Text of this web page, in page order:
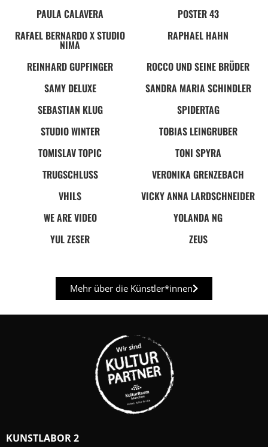
PAULA CALAVERA
POSTER 43
RAFAEL BERNARDO X STUDIO
NIMA
RAPHAEL HAHN
REINHARD GUPFINGER
ROCCO UND SEINE BRÜDER
SAMY DELUXE
SANDRA MARIA SCHINDLER
SEBASTIAN KLUG
SPIDERTAG
STUDIO WINTER
TOBIAS LEINGRUBER
TOMISLAV TOPIC
TONI SPYRA
TRUGSCHLUSS
VERONIKA GRENZEBACH
VHILS
VICKY ANNA LARDSCHNEIDER
WE ARE VIDEO
YOLANDA NG
YUL ZESER
ZEUS
Mehr über die Künstler*innen
KUNSTLABOR 2